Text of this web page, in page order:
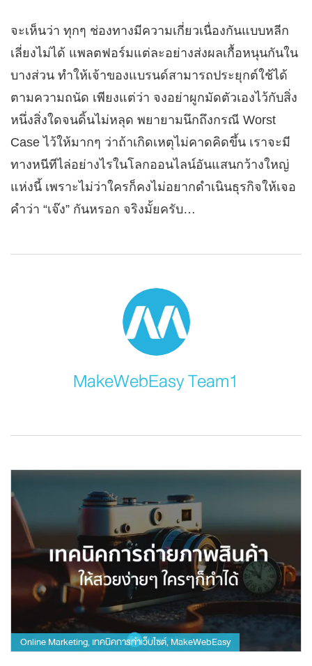
จะเห็นว่า ทุกๆ ช่องทางมีความเกี่ยวเนื่องกันแบบหลีก
เลี่ยงไม่ได้ แพลตฟอร์มแต่ละอย่างส่งผลเกื้อหนุนกันใน
บางส่วน ทำให้เจ้าของแบรนด์สามารถประยุกต์ใช้ได้
ตามความถนัด เพียงแต่ว่า จงอย่าผูกมัดตัวเองไว้กับสิ่ง
หนึ่งสิ่งใดจนดิ้นไม่หลุด พยายามนึกถึงกรณี Worst
Case ไว้ให้มากๆ ว่าถ้าเกิดเหตุไม่คาดคิดขึ้น เราจะมี
ทางหนีทีไล่อย่างไรในโลกออนไลน์อันแสนกว้างใหญ่
แห่งนี้ เพราะไม่ว่าใครก็คงไม่อยากดำเนินธุรกิจให้เจอ
คำว่า “เจ๊ง” กันหรอก จริงมั้ยครับ…
MakeWebEasy Team1
Online Marketing, เทคนิคการทำเว็บไซต์, MakeWebEasy